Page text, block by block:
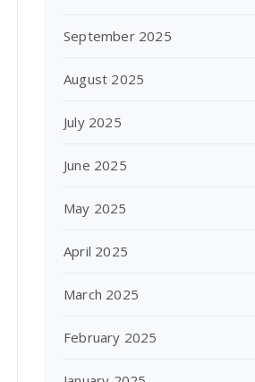
September 2025
August 2025
July 2025
June 2025
May 2025
April 2025
March 2025
February 2025